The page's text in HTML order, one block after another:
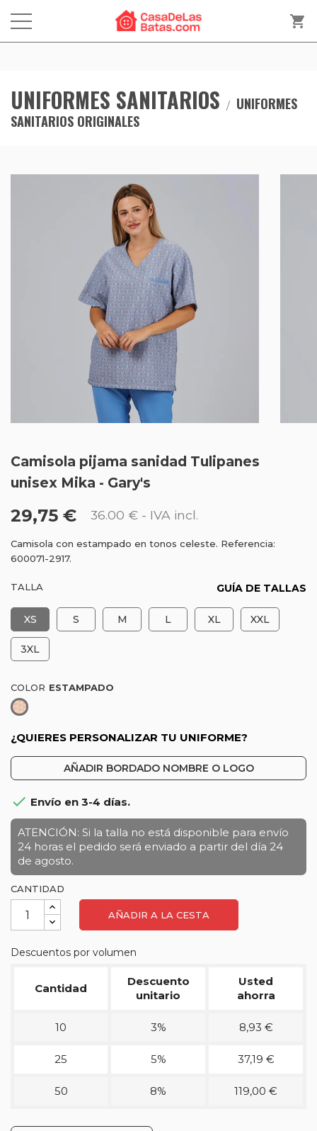
shopping_cart
UNIFORMES SANITARIOS
UNIFORMES
SANITARIOS ORIGINALES
Camisola pijama sanidad Tulipanes
unisex Mika - Gary's
29,75 € 36.00 € - IVA incl.
Camisola con estampado en tonos celeste. Referencia:
600071-2917.
TALLA GUÍA DE TALLAS
XS S M L XL XXL
3XL
COLOR
Estampado
¿QUIERES PERSONALIZAR TU UNIFORME?
AÑADIR BORDADO NOMBRE O LOGO
 Envío en 3-4 días.
ATENCIÓN: Si la talla no está disponible para envío
24 horas el pedido será enviado a partir del día 24
de agosto.
CANTIDAD
AÑADIR A LA CESTA
Descuentos por volumen
Cantidad
Descuento
unitario
Usted
ahorra
10 3% 8,93 €
25 5% 37,19 €
50 8% 119,00 €